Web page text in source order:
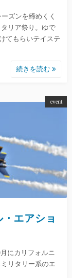
ズンを締めくく
リア祭り。ゆで
てもらいテイステ
続きを読む
event
エアショ
にカリフォルニ
リタリー系のエ